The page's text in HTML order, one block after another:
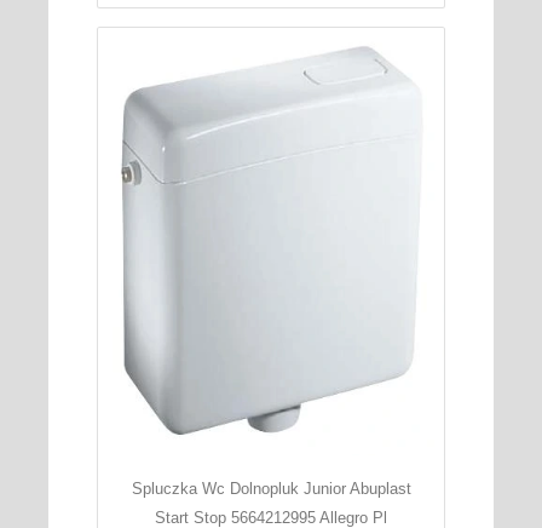
Spluczka Wc Dolnopluk Junior Abuplast
Start Stop 5664212995 Allegro Pl